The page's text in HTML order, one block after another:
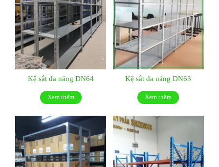
Kệ sắt đa năng DN64
Xem thêm
Kệ sắt đa năng DN63
Xem thêm